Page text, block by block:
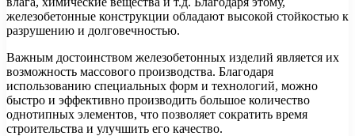
железобетонные конструкции обладают высокой стойкостью к
разрушению и долговечностью.
Важным достоинством железобетонных изделий является их
возможность массового производства. Благодаря
использованию специальных форм и технологий, можно
быстро и эффективно производить большое количество
однотипных элементов, что позволяет сократить время
строительства и улучшить его качество.